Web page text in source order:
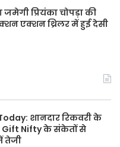
प्रियंका चोपड़ा की
एक्शन थ्रिलर में हुई देसी
शानदार रिकवरी के
Gift Nifty के संकेतों से
तेजी